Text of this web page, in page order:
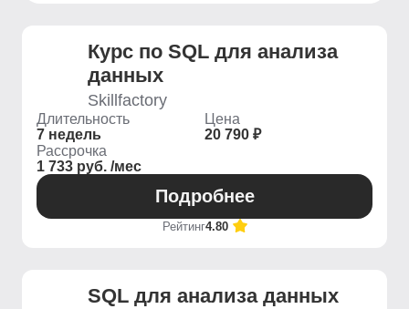
Курс по SQL для анализа
данных
Skillfactory
Длительность
7 недель
Цена
20 790 ₽
Рассрочка
1 733 руб. /мес
Подробнее
Рейтинг4.80
SQL для анализа данных